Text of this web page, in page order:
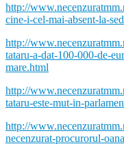
http://
cine-i-cel-mai-absent-la-
http://
tataru-a-dat-100-000-de-
mare.html
http://
tataru-este-mut-in-
http://
necenzurat-procurorul-